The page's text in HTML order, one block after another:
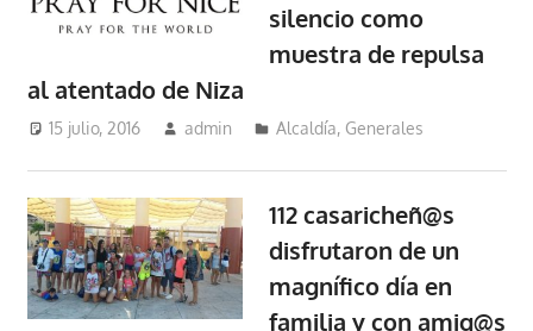
silencio como
muestra de repulsa
al atentado de Niza
15 julio, 2016 admin Alcaldía, Generales
112 casaricheñ@s
disfrutaron de un
magnífico día en
familia y con amig@s